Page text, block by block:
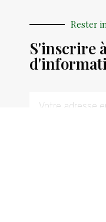
Rester
S'inscrire